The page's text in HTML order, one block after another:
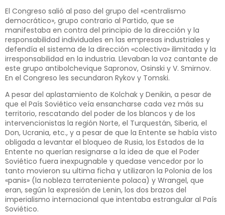
El Congreso salió al paso del grupo del «centralismo
democrático», grupo contrario al Partido, que se
manifestaba en contra del principio de la dirección y la
responsabilidad individuales en las empresas industriales y
defendía el sistema de la dirección «colectiva» ilimitada y la
irresponsabilidad en la industria. Llevaban la voz cantante de
este grupo antibolchevique Sapronov, Osinski y V. Smirnov.
En el Congreso les secundaron Rykov y Tomski.
A pesar del aplastamiento de Kolchak y Denikin, a pesar de
que el País Soviético veía ensancharse cada vez más su
territorio, rescatando del poder de los blancos y de los
intervencionistas la región Norte, el Turquestán, Siberia, el
Don, Ucrania, etc., y a pesar de que la Entente se había visto
obligada a levantar el bloqueo de Rusia, los Estados de la
Entente no querían resignarse a la idea de que el Poder
Soviético fuera inexpugnable y quedase vencedor por lo
tanto movieron su ultima ficha y utilizaron la Polonia de los
«panis» (la nobleza terrateniente polaca) y Wrangel, que
eran, según la expresión de Lenin, los dos brazos del
imperialismo internacional que intentaba estrangular al País
Soviético.